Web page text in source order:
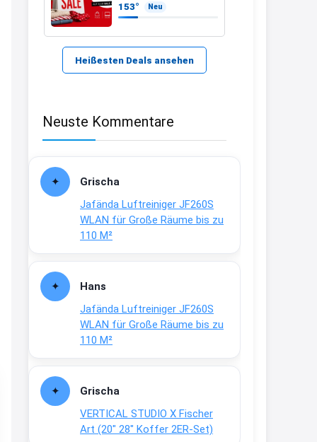
153° Neu
Heißesten Deals ansehen
Neuste Kommentare
Grischa
Jafända Luftreiniger JF260S
WLAN für Große Räume bis zu
110 M²
Hans
Jafända Luftreiniger JF260S
WLAN für Große Räume bis zu
110 M²
Grischa
VERTICAL STUDIO X Fischer
Art (20″ 28″ Koffer 2ER-Set)
Bei EDEKA
↩
29.07www.haribo.com/de-
↩
Joachim
Ab diesem Jahr gibt es keine
Fielmann-Blinkis mehr / wurde
www.fielmann-
group.com/blinkis...
13:44
dich zu sehen, alles gut?